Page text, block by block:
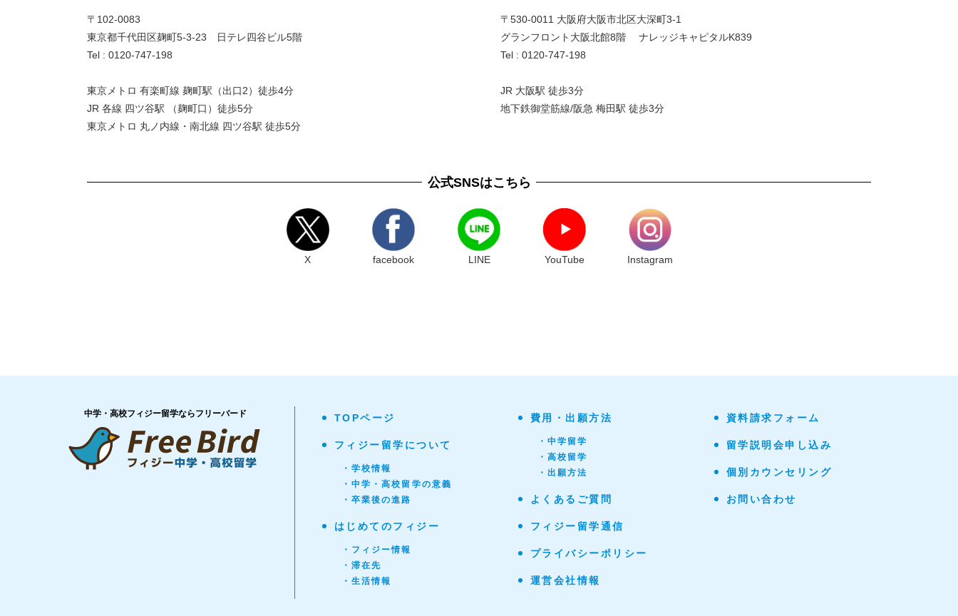
〒102-0083
東京都千代田区麹町5-3-23 日テレ四谷ビル5階
Tel : 0120-747-198
東京メトロ 有楽町線 麹町駅（出口2）徒歩4分
JR 各線 四ツ谷駅 （麹町口）徒歩5分
東京メトロ 丸ノ内線・南北線 四ツ谷駅 徒歩5分
〒530-0011 大阪府大阪市北区大深町3-1
グランフロント大阪北館8階 ナレッジキャピタルK839
Tel : 0120-747-198
JR 大阪駅 徒歩3分
地下鉄御堂筋線/阪急 梅田駅 徒歩3分
公式SNSはこちら
X facebook LINE YouTube Instagram
中学・高校フィジー留学ならフリーバード TOPページ
フィジー留学について
・学校情報
・中学・高校留学の意義
・卒業後の進路
はじめてのフィジー
・フィジー情報
・滞在先
・生活情報
費用・出願方法
・中学留学
・高校留学
・出願方法
よくあるご質問
フィジー留学通信
プライバシーポリシー
運営会社情報
資料請求フォーム
留学説明会申し込み
個別カウンセリング
お問い合わせ